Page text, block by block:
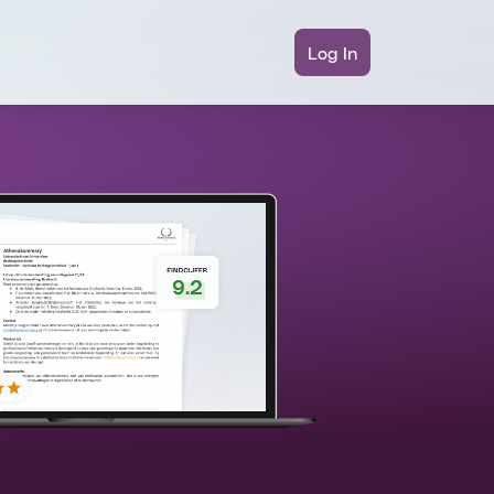
Log In